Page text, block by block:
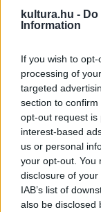
kultura.hu -
Information
If you wish to
processing of
targeted
section to
opt-out request is
interest-based
us or personal
your opt-out. You
disclosure of
IAB’s list of
also be disclosed
műfajokkal
álltak tőlük, és
Szikora János, a
hogy azért
képviselteti
vesznek részt. A
embercímű